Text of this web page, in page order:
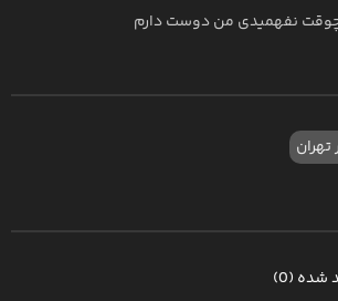
نفهمیدی من دوست دارم